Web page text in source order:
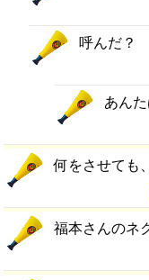
呼んだ？
あん
何をさせても
福本さんのネ